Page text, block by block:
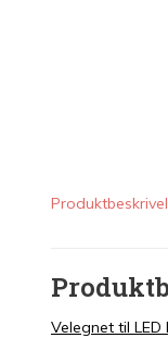
Velegnet til LED